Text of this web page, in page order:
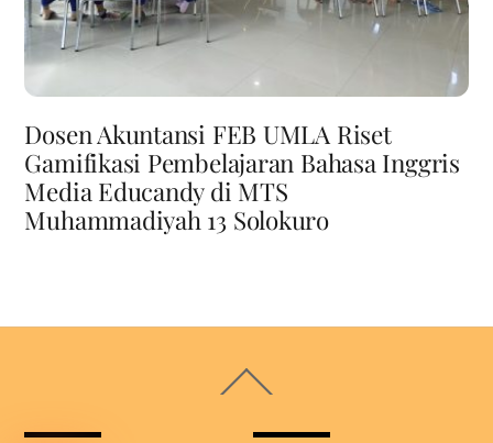
Dosen Akuntansi FEB UMLA Riset
Gamifikasi Pembelajaran Bahasa Inggris
Media Educandy di MTS
Muhammadiyah 13 Solokuro
To